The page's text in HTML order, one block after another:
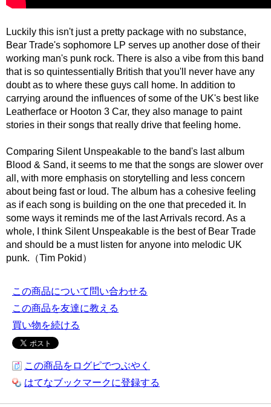
Luckily this isn't just a pretty package with no substance,
Bear Trade's sophomore LP serves up another dose of their
working man's punk rock. There is also a vibe from this band
that is so quintessentially British that you'll never have any
doubt as to where these guys call home. In addition to
carrying around the influences of some of the UK's best like
Leatherface or Hooton 3 Car, they also manage to paint
stories in their songs that really drive that feeling home.
Comparing Silent Unspeakable to the band's last album
Blood & Sand, it seems to me that the songs are slower over
all, with more emphasis on storytelling and less concern
about being fast or loud. The album has a cohesive feeling
as if each song is building on the one that preceded it. In
some ways it reminds me of the last Arrivals record. As a
whole, I think Silent Unspeakable is the best of Bear Trade
and should be a must listen for anyone into melodic UK
punk.（Tim Pokid）
この商品について問い合わせる
この商品を友達に教える
買い物を続ける
この商品をログピでつぶやく
はてなブックマークに登録する